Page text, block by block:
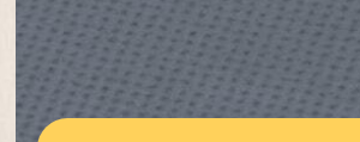
Присоединиться